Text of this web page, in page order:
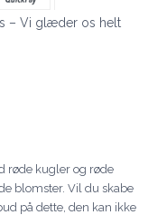
– Vi glæder os helt
røde kugler og røde
blomster. Vil du skabe
på dette, den kan ikke